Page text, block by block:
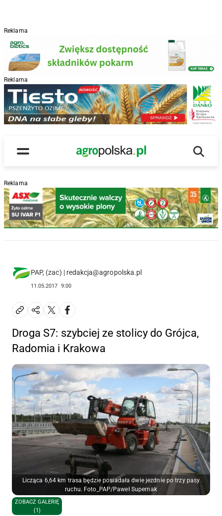
Reklama
Reklama
Menu
Main Logo
Reklama
PAP, (zac) | redakcja@agropolska.pl
11.05.2017 9:00
Droga S7: szybciej ze stolicy do Grójca,
Radomia i Krakowa
Licząca 6,64 km trasa będzie posiadała dwie jezdnie po trzy pasy
ruchu. Foto_PAP/Paweł Supernak
ZOBACZ GALERIĘ
(1)